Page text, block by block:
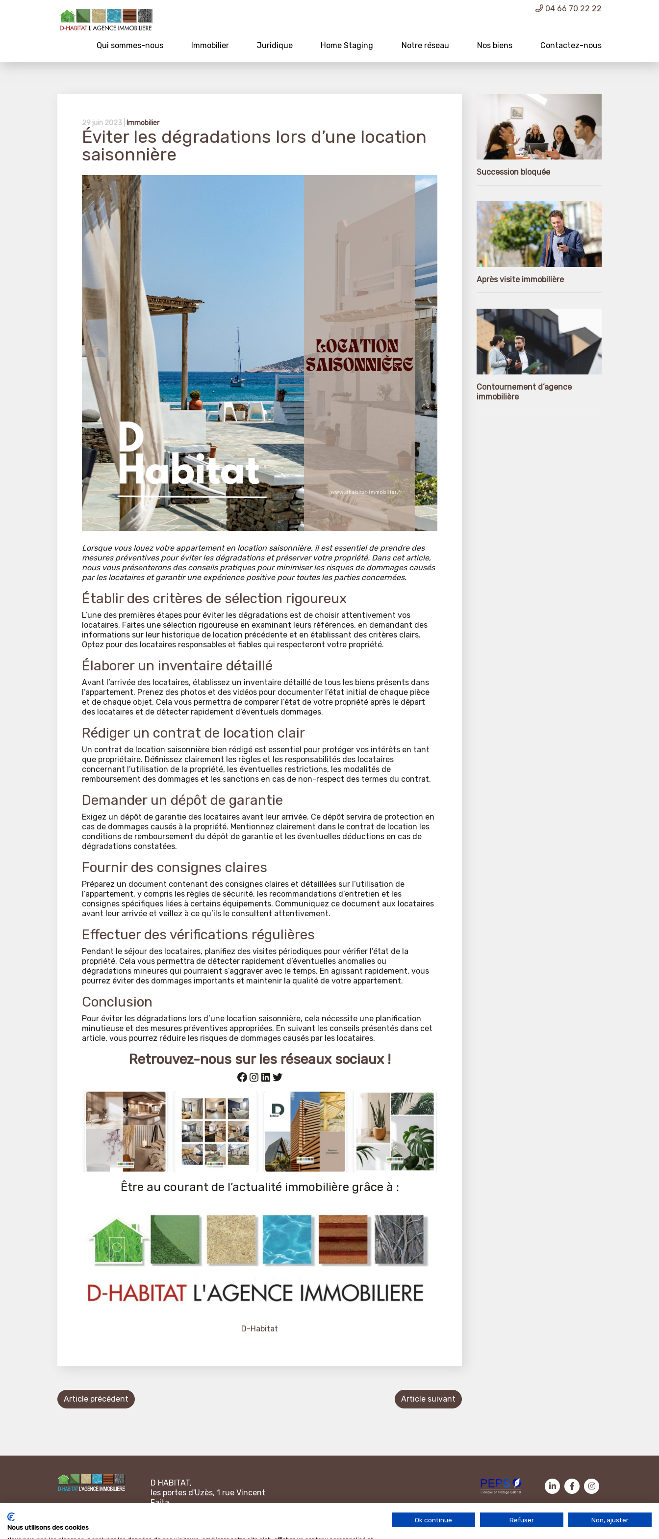
04 66 70 22 22
Qui sommes-nous Immobilier Juridique Home Staging Notre réseau Nos biens Contactez-nous
29 juin 2023 | Immobilier
Éviter les dégradations lors d’une location
saisonnière
Lorsque vous louez votre appartement en location saisonnière, il est essentiel de prendre des
mesures préventives pour éviter les dégradations et préserver votre propriété. Dans cet article,
nous vous présenterons des conseils pratiques pour minimiser les risques de dommages causés
par les locataires et garantir une expérience positive pour toutes les parties concernées.
Établir des critères de sélection rigoureux
L’une des premières étapes pour éviter les dégradations est de choisir attentivement vos
locataires. Faites une sélection rigoureuse en examinant leurs références, en demandant des
informations sur leur historique de location précédente et en établissant des critères clairs.
Optez pour des locataires responsables et fiables qui respecteront votre propriété.
Élaborer un inventaire détaillé
Avant l’arrivée des locataires, établissez un inventaire détaillé de tous les biens présents dans
l’appartement. Prenez des photos et des vidéos pour documenter l’état initial de chaque pièce
et de chaque objet. Cela vous permettra de comparer l’état de votre propriété après le départ
des locataires et de détecter rapidement d’éventuels dommages.
Rédiger un contrat de location clair
Un contrat de location saisonnière bien rédigé est essentiel pour protéger vos intérêts en tant
que propriétaire. Définissez clairement les règles et les responsabilités des locataires
concernant l’utilisation de la propriété, les éventuelles restrictions, les modalités de
remboursement des dommages et les sanctions en cas de non-respect des termes du contrat.
Demander un dépôt de garantie
Exigez un dépôt de garantie des locataires avant leur arrivée. Ce dépôt servira de protection en
cas de dommages causés à la propriété. Mentionnez clairement dans le contrat de location les
conditions de remboursement du dépôt de garantie et les éventuelles déductions en cas de
dégradations constatées.
Fournir des consignes claires
Préparez un document contenant des consignes claires et détaillées sur l’utilisation de
l’appartement, y compris les règles de sécurité, les recommandations d’entretien et les
consignes spécifiques liées à certains équipements. Communiquez ce document aux locataires
avant leur arrivée et veillez à ce qu’ils le consultent attentivement.
Effectuer des vérifications régulières
Pendant le séjour des locataires, planifiez des visites périodiques pour vérifier l’état de la
propriété. Cela vous permettra de détecter rapidement d’éventuelles anomalies ou
dégradations mineures qui pourraient s’aggraver avec le temps. En agissant rapidement, vous
pourrez éviter des dommages importants et maintenir la qualité de votre appartement.
Conclusion
Pour éviter les dégradations lors d’une location saisonnière, cela nécessite une planification
minutieuse et des mesures préventives appropriées. En suivant les conseils présentés dans cet
article, vous pourrez réduire les risques de dommages causés par les locataires.
Retrouvez-nous sur les réseaux sociaux !
Facebook
Instagram
LinkedIn
Twitter
Être au courant de l’actualité immobilière grâce à :
D-Habitat
Article précédent Article suivant
Succession bloquée
Après visite immobilière
Contournement d’agence
immobilière
D HABITAT,
les portes d'Uzès, 1 rue Vincent
Faita
Politique de cookies
Nous utilisons des cookies
Ok continue Refuser Non, ajuster